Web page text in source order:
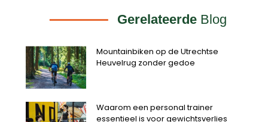
Gerelateerde Blog
Mountainbiken op de Utrechtse
Heuvelrug zonder gedoe
Waarom een personal trainer
essentieel is voor gewichtsverlies